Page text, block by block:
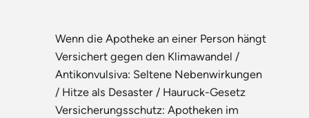
Wenn die Apotheke an einer Person hängt
Versichert gegen den Klimawandel /
Antikonvulsiva: Seltene Nebenwirkungen
/ Hitze als Desaster / Hauruck-Gesetz
Versicherungsschutz: Apotheken im